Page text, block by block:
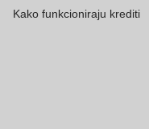
Kako funkcioniraju krediti